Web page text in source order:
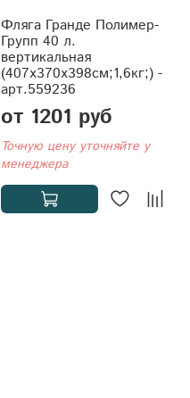
Фляга Гранде Полимер-
Групп 40 л.
вертикальная
(407x370x398см;1,6кг;) -
арт.559236
от 1201 руб
Точную цену уточняйте у
менеджера